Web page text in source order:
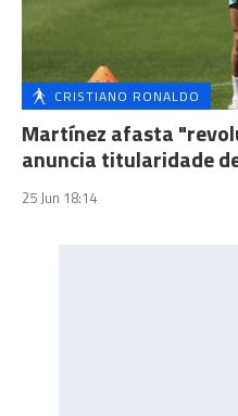
CRISTIANO RONALDO
Martínez afasta
anuncia titularidade
25 Jun 18:14